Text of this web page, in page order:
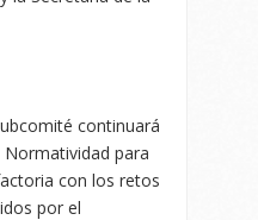
continuará
para
con los retos
por el